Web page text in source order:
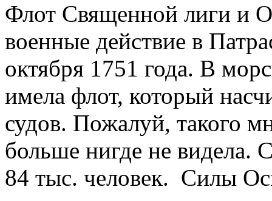
Флот Священной лиги и
военные действие в
октября 1751 года. В
имела флот, который
судов. Пожалуй, такого
больше нигде не видела.
84 тыс. человек. Силы